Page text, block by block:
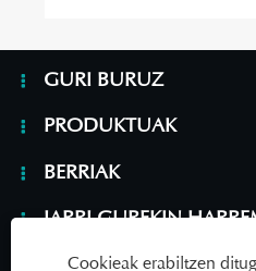
GURI BURUZ
PRODUKTUAK
BERRIAK
JARRI GUREKIN
Cookieak erabiltzen